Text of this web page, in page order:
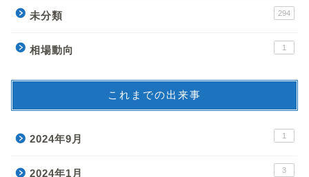
未分類 294
相場動向 1
これまでの出来事
2024年9月 1
2024年1月 3